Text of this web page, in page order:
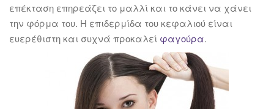
επέκταση επηρεάζει το μαλλί και το κάνει να χάνει
την φόρμα του. Η επιδερμίδα του κεφαλιού είναι
ευερέθιστη και συχνά προκαλεί φαγούρα.